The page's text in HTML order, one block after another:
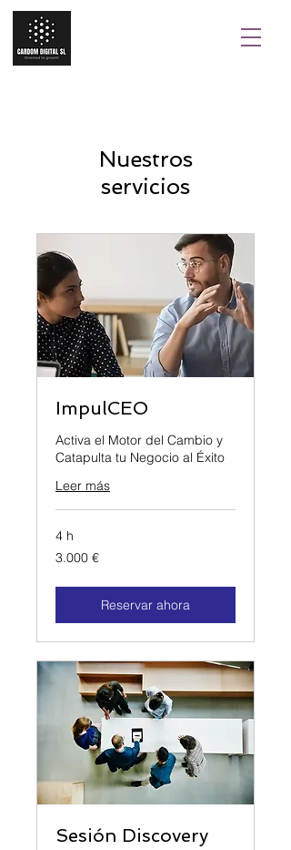
Nuestros
servicios
ImpulCEO
Activa el Motor del Cambio y
Catapulta tu Negocio al Éxito
Leer más
4 h
3.000 EUR
3.000 €
Reservar ahora
Sesión Discovery